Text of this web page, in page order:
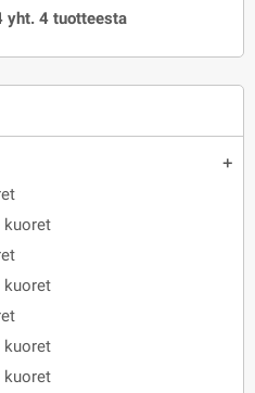
add
kuoret
kuoret
kuoret
kuoret
yht. 4 tuotteesta